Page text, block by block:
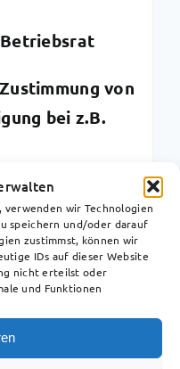
verwenden wir Technologien
speichern und/oder darauf
zustimmst, können wir
IDs auf dieser Website
nicht erteilst oder
und Funktionen
von
bei z.B.